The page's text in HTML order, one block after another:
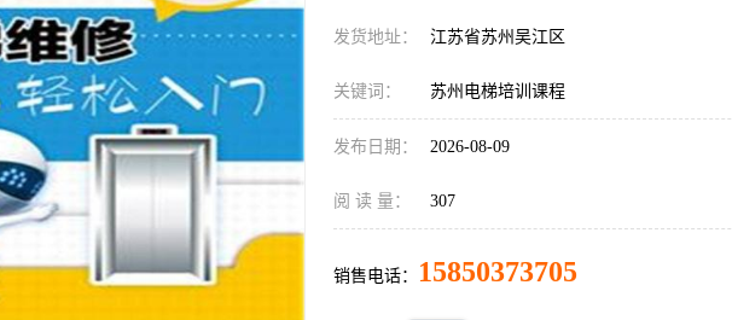
发货地址： 江苏省苏州吴江区
关键词： 苏州电梯培训课程
发布日期： 2026-08-09
阅 读 量： 307
销售电话： 15850373705